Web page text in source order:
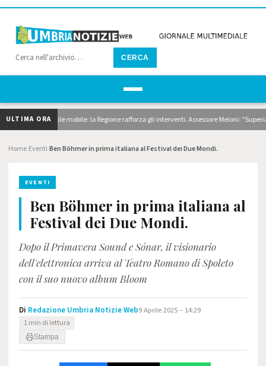
CERCA
ULTIMA ORA
e pontile mobile: la Regione rafforza gli interventi. Assessore Meloni:
Home Eventi Ben Böhmer in prima italiana al Festival dei Due Mondi.
EVENTI
Ben Böhmer in prima italiana al
Festival dei Due Mondi.
Dopo il Primavera Sound e Sónar, il visionario
dell'elettronica arriva al Teatro Romano di Spoleto
con il suo nuovo album Bloom
Di Redazione Umbria Notizie Web9 Aprile 2025 – 14:29
1 min di lettura
Stampa